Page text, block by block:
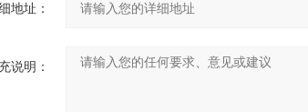
地址：
说明：